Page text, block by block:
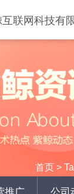
联网科技有
首页>